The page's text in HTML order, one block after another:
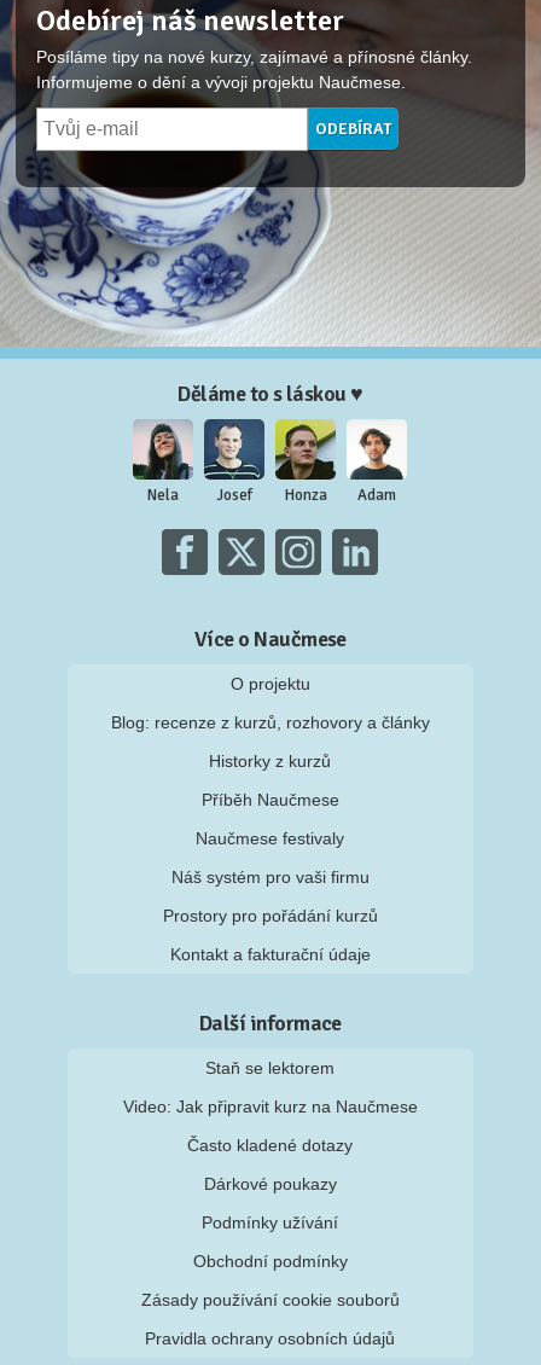
Odebírej náš newsletter
Posíláme tipy na nové kurzy, zajímavé a přínosné články.
Informujeme o dění a vývoji projektu Naučmese.
Děláme to s láskou ♥
Nela Josef Honza Adam
Více o Naučmese
O projektu
Blog: recenze z kurzů, rozhovory a články
Historky z kurzů
Příběh Naučmese
Naučmese festivaly
Náš systém pro vaši firmu
Prostory pro pořádání kurzů
Kontakt a fakturační údaje
Další informace
Staň se lektorem
Video: Jak připravit kurz na Naučmese
Často kladené dotazy
Dárkové poukazy
Podmínky užívání
Obchodní podmínky
Zásady používání cookie souborů
Pravidla ochrany osobních údajů